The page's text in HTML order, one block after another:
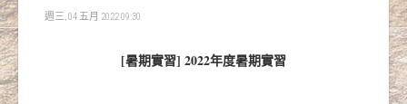
週三, 04 五月 2022 09:30
[暑期實習] 2022年度暑期實習